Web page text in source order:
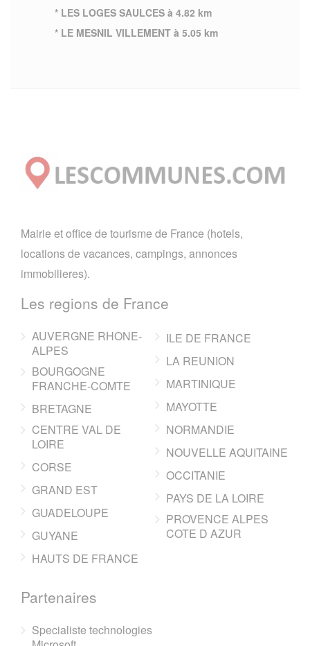
* LES LOGES SAULCES à 4.82 km
* LE MESNIL VILLEMENT à 5.05 km
Mairie et office de tourisme de France (hotels,
locations de vacances, campings, annonces
immobilieres).
Les regions de France
AUVERGNE RHONE-
ALPES
BOURGOGNE
FRANCHE-COMTE
BRETAGNE
CENTRE VAL DE
LOIRE
CORSE
GRAND EST
GUADELOUPE
GUYANE
HAUTS DE FRANCE
ILE DE FRANCE
LA REUNION
MARTINIQUE
MAYOTTE
NORMANDIE
NOUVELLE AQUITAINE
OCCITANIE
PAYS DE LA LOIRE
PROVENCE ALPES
COTE D AZUR
Partenaires
Specialiste technologies